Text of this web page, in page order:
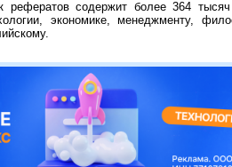
рефератов содержит более 364
экономике, менеджменту,